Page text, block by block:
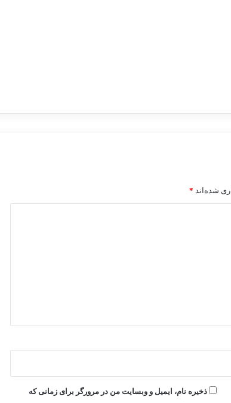
شده‌اند *
ذخیره نام، ایمیل و وبسایت من در مرورگر برای زمانی که